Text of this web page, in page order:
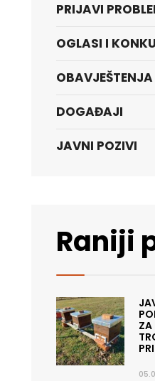
PRIJAVI
OGLASI I
OBAVJEŠTENJA
DOGAĐAJI
JAVNI POZIVI
Raniji
ZA